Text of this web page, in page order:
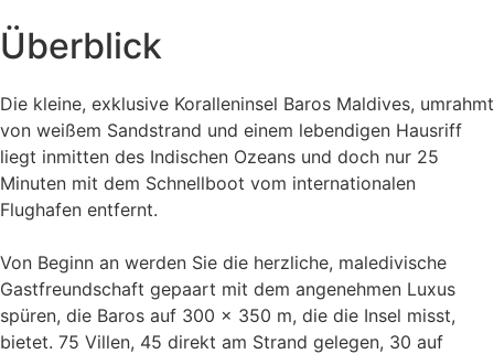
Überblick
Die kleine, exklusive Koralleninsel Baros Maldives, umrahmt
von weißem Sandstrand und einem lebendigen Hausriff
liegt inmitten des Indischen Ozeans und doch nur 25
Minuten mit dem Schnellboot vom internationalen
Flughafen entfernt.
Von Beginn an werden Sie die herzliche, maledivische
Gastfreundschaft gepaart mit dem angenehmen Luxus
spüren, die Baros auf 300 x 350 m, die die Insel misst,
bietet. 75 Villen, 45 direkt am Strand gelegen, 30 auf